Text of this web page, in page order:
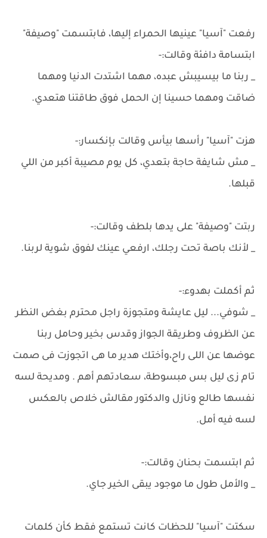
رفعت "آسيا" عينيها الحمراء إليها، فابتسمت "وصيفة"
ابتسامة دافئة وقالت:-
_ ربنا ما بيسيبش عبده، مهما اشتدت الدنيا ومهما
ضاقت ومهما حسينا إن الحمل فوق طاقتنا هتعدي.
هزت "آسيا" رأسها بيأس وقالت بإنكسار:-
_ مش شايفة حاجة بتعدي، كل يوم مصيبة أكبر من اللي
قبلها.
ربتت "وصيفة" على يدها بلطف وقالت:-
_ لأنك باصة تحت رجلك، ارفعي عينك لفوق شوية لربنا.
ثم أكملت بهدوء:-
_ شوفي... ليل عايشة ومتجوزة راجل محترم بغض النظر
عن الظروف وطريقة الجواز وقدس بخير وحامل ربنا
عوضها عن اللى راح،وأختك هدير ما هى اتجوزت فى صمت
تام زى ليل بس مبسوطة، سعادتهم أهم . ومديحة لسه
نفسها طالع ونازل والدكتور مقالش خلاص بالعكس
لسه فيه أمل.
ثم ابتسمت بحنان وقالت:-
_ والأمل طول ما موجود يبقى الخير جاي.
سكتت "آسيا" للحظات كانت تستمع فقط كأن كلمات